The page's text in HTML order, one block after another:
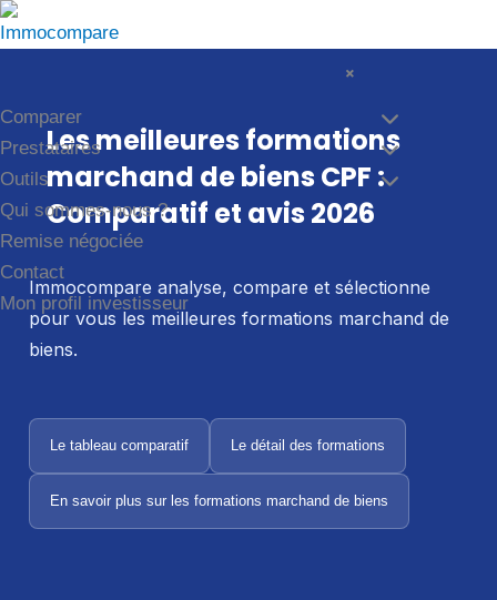
Aller
au
×
Comparer
Prestataires
Outils
Qui sommes-nous ?
Remise négociée
Contact
Mon profil investisseur
Les meilleures formations
marchand de biens CPF :
Comparatif et avis 2026
Immocompare analyse, compare et sélectionne
pour vous les meilleures formations marchand de
biens.
Le tableau comparatif Le détail des formations
En savoir plus sur les formations marchand de biens